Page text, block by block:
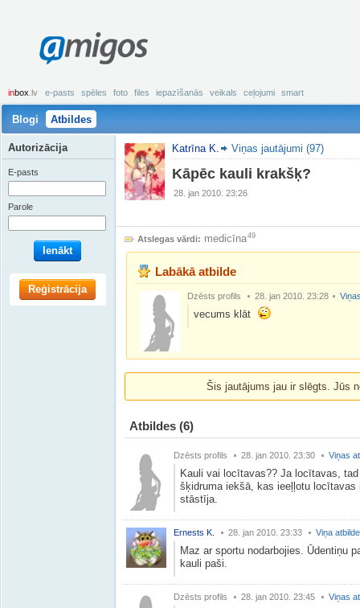
amigos
inbox .lv e-pasts spēles foto files iepazīšanās veikals ceļojumi smart
Blogi Atbildes
Katrīna K. Viņas jautājumi (97)
Kāpēc kauli krakšķ?
28. jan 2010. 23:26
Atslegas vārdi: medicīna49
Labākā atbilde
Dzēsts profils 28. jan 2010. 23:28
vecums klāt
Šis jautājums jau ir slēgts. Jūs
Atbildes (6)
Dzēsts profils 28. jan 2010. 23:30 Viņas
Kauli vai locītavas?? Ja locītavas,
šķidruma iekšā, kas ieeļļotu
stāstīja.
Ernests K. 28. jan 2010. 23:33 Viņa
Maz ar sportu nodarbojies. Ūdentiņu
kauli paši.
Dzēsts profils 28. jan 2010. 23:45 Viņas
Autorizācija
E-pasts
Parole
Ienākt
Reģistrācija